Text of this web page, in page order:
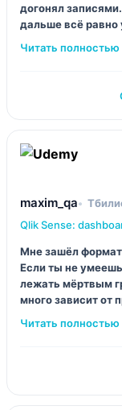
догонял
дальше всё равно
данных. В идеале
дашбордов”.
maxim_qa
Qlik Sense:
Мне зашёл формат
Если ты не
лежать мёртвым
много зависит от
вещей уже видел